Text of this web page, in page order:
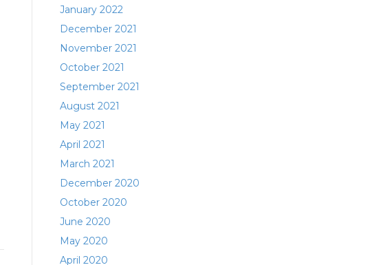
January 2022
December 2021
November 2021
October 2021
September 2021
August 2021
May 2021
April 2021
March 2021
December 2020
October 2020
June 2020
May 2020
April 2020